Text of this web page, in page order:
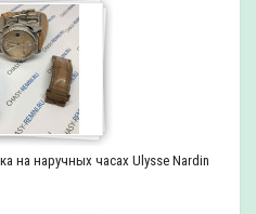
на наручных часах Ulysse Nardin